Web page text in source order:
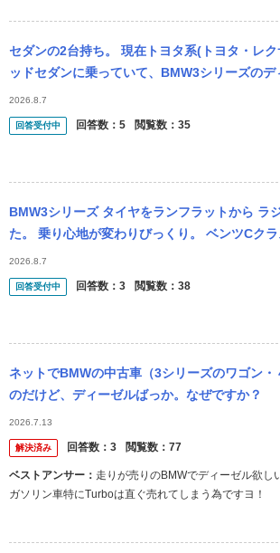
セダンの2台持ち。 現在トヨタ系(トヨタ・レ
ッドセダンに乗っていて、BMW3シリーズのデ
カーとして欲しいと思っていますが役被りする
も、エ...
2026.8.7
回答受付中 回答数： 5 閲覧数： 35
BMW3シリーズ タイヤをランフラットから ラ
た。 乗り心地が変わりびっくり。 ベンツCク
よさは あの 硬い感じは ランフラットから由来
2026.8.7
回答受付中 回答数： 3 閲覧数： 38
ネットでBMWの中古車（3シリーズのワゴン・
のだけど、ディーゼルばっか。なぜですか？
2026.7.13
解決済み 回答数： 3 閲覧数： 77
ベストアンサー： 走りが売りのBMWでディーゼル欲し
ガソリン車特にTurboは直ぐ売れてしまう為ですヨ！